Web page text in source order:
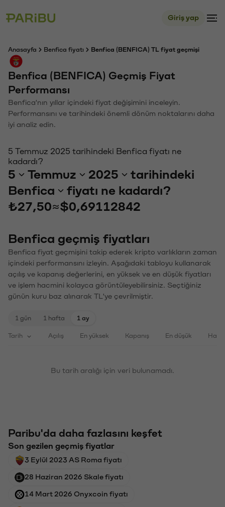
Giriş yap
Anasayfa Benfica fiyatı Benfica (BENFICA) TL fiyat geçmişi
Benfica (BENFICA) Geçmiş Fiyat
Performansı
Benfica'nın yıllar içindeki fiyat değişimini inceleyin.
Performansını ve tarihindeki önemli dönüm noktalarını daha
iyi analiz edin.
5 Temmuz 2025 tarihindeki Benfica fiyatı ne
kadardı?
5 Temmuz 2025
tarihindeki
Benfica
fiyatı ne kadardı?
₺27,50≈$0,69112842
Benfica geçmiş fiyatları
Benfica fiyat geçmişini takip ederek kripto varlıkların zaman
içindeki performansını izleyin. Aşağıdaki tabloyu kullanarak
açılış ve kapanış değerlerini, en yüksek ve en düşük fiyatları
ve işlem hacmini kolayca görüntüleyebilirsiniz. Seçtiğiniz
günün kuru baz alınarak TL'ye çevrilmiştir.
1 gün 1 hafta 1 ay
Tarih Açılış En yüksek Kapanış En düşük
Bu tarih aralığı için veri bulunamadı.
Paribu'da daha fazlasını keşfet
Son gezilen geçmiş fiyatlar
3 Eylül 2023 AS Roma fiyatı
28 Haziran 2026 Skale fiyatı
14 Mart 2026 Onyxcoin fiyatı